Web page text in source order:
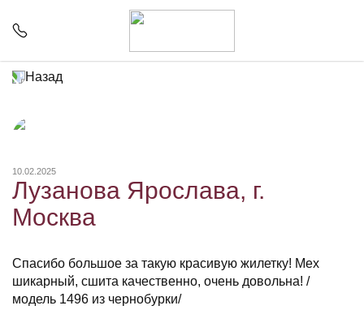
Назад
10.02.2025
Лузанова Ярослава, г.
Москва
Спасибо большое за такую красивую жилетку! Мех
шикарный, сшита качественно, очень довольна! /
модель 1496 из чернобурки/